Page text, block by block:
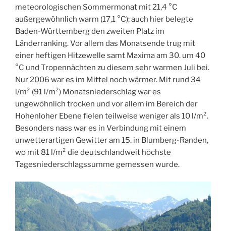
meteorologischen Sommermonat mit 21,4 °C
außergewöhnlich warm (17,1 °C); auch hier belegte
Baden-Württemberg den zweiten Platz im
Länderranking. Vor allem das Monatsende trug mit
einer heftigen Hitzewelle samt Maxima am 30. um 40
°C und Tropennächten zu diesem sehr warmen Juli bei.
Nur 2006 war es im Mittel noch wärmer. Mit rund 34
l/m² (91 l/m²) Monatsniederschlag war es
ungewöhnlich trocken und vor allem im Bereich der
Hohenloher Ebene fielen teilweise weniger als 10 l/m².
Besonders nass war es in Verbindung mit einem
unwetterartigen Gewitter am 15. in Blumberg-Randen,
wo mit 81 l/m² die deutschlandweit höchste
Tagesniederschlagssumme gemessen wurde.